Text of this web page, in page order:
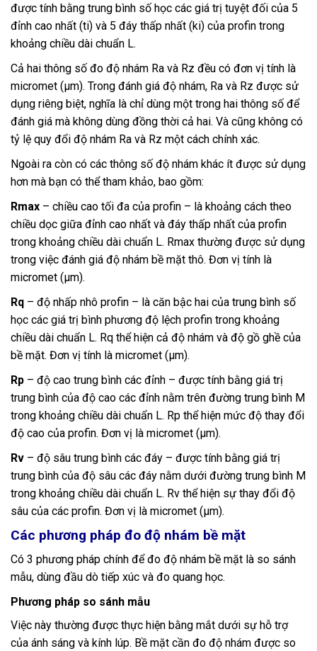
được tính bằng trung bình số học các giá trị tuyệt đối của 5
đỉnh cao nhất (ti) và 5 đáy thấp nhất (ki) của profin trong
khoảng chiều dài chuẩn L.
Cả hai thông số đo độ nhám Ra và Rz đều có đơn vị tính là
micromet (µm). Trong đánh giá độ nhám, Ra và Rz được sử
dụng riêng biệt, nghĩa là chỉ dùng một trong hai thông số để
đánh giá mà không dùng đồng thời cả hai. Và cũng không có
tỷ lệ quy đổi độ nhám Ra và Rz một cách chính xác.
Ngoài ra còn có các thông số độ nhám khác ít được sử dụng
hơn mà bạn có thể tham khảo, bao gồm:
Rmax – chiều cao tối đa của profin – là khoảng cách theo
chiều dọc giữa đỉnh cao nhất và đáy thấp nhất của profin
trong khoảng chiều dài chuẩn L. Rmax thường được sử dụng
trong việc đánh giá độ nhám bề mặt thô. Đơn vị tính là
micromet (µm).
Rq – độ nhấp nhô profin – là căn bậc hai của trung bình số
học các giá trị bình phương độ lệch profin trong khoảng
chiều dài chuẩn L. Rq thể hiện cả độ nhám và độ gồ ghề của
bề mặt. Đơn vị tính là micromet (µm).
Rp – độ cao trung bình các đỉnh – được tính bằng giá trị
trung bình của độ cao các đỉnh nằm trên đường trung bình M
trong khoảng chiều dài chuẩn L. Rp thể hiện mức độ thay đổi
độ cao của profin. Đơn vị là micromet (µm).
Rv – độ sâu trung bình các đáy – được tính bằng giá trị
trung bình của độ sâu các đáy nằm dưới đường trung bình M
trong khoảng chiều dài chuẩn L. Rv thể hiện sự thay đổi độ
sâu của các profin. Đơn vị là micromet (µm).
Các phương pháp đo độ nhám bề mặt
Có 3 phương pháp chính để đo độ nhám bề mặt là so sánh
mẫu, dùng đầu dò tiếp xúc và đo quang học.
Phương pháp so sánh mẫu
Việc này thường được thực hiện bằng mắt dưới sự hỗ trợ
của ánh sáng và kính lúp. Bề mặt cần đo độ nhám được so